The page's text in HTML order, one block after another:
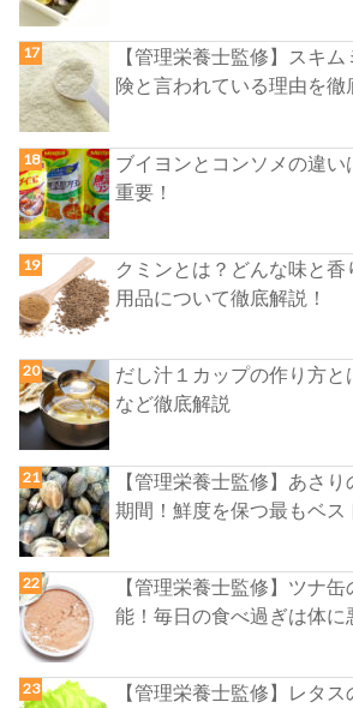
【管理栄養士監修】スキ
険と言われている理由を徹
ブイヨンとコンソメの違い
重要！
クミンとは？どんな味と
用品について徹底解説！
だし汁１カップの作り方
など徹底解説
【管理栄養士監修】あさ
期間！鮮度を保つ最もベス
【管理栄養士監修】ツナ
能！毎日の食べ過ぎは体に
【管理栄養士監修】レタ